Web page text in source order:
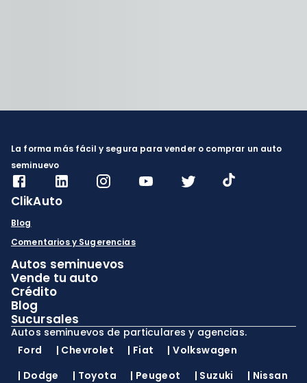
La forma más fácil y segura para vender o comprar un auto
seminuevo
ClikAuto
Blog
Comentarios y Sugerencias
Autos seminuevos
Vende tu auto
Crédito
Blog
Sucursales
Autos seminuevos de particulares y agencias.
Ford
| Chevrolet | Fiat |Volkswagen
| Dodge | Toyota | Peugeot | Suzuki | Nissan